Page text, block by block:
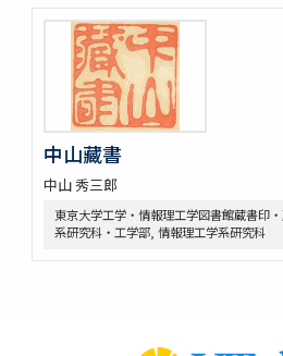
中山藏書
中山 秀三郎
東京大学工学・情報理工学図書館蔵書印
系研究科・工学部, 情報理工学系研究科